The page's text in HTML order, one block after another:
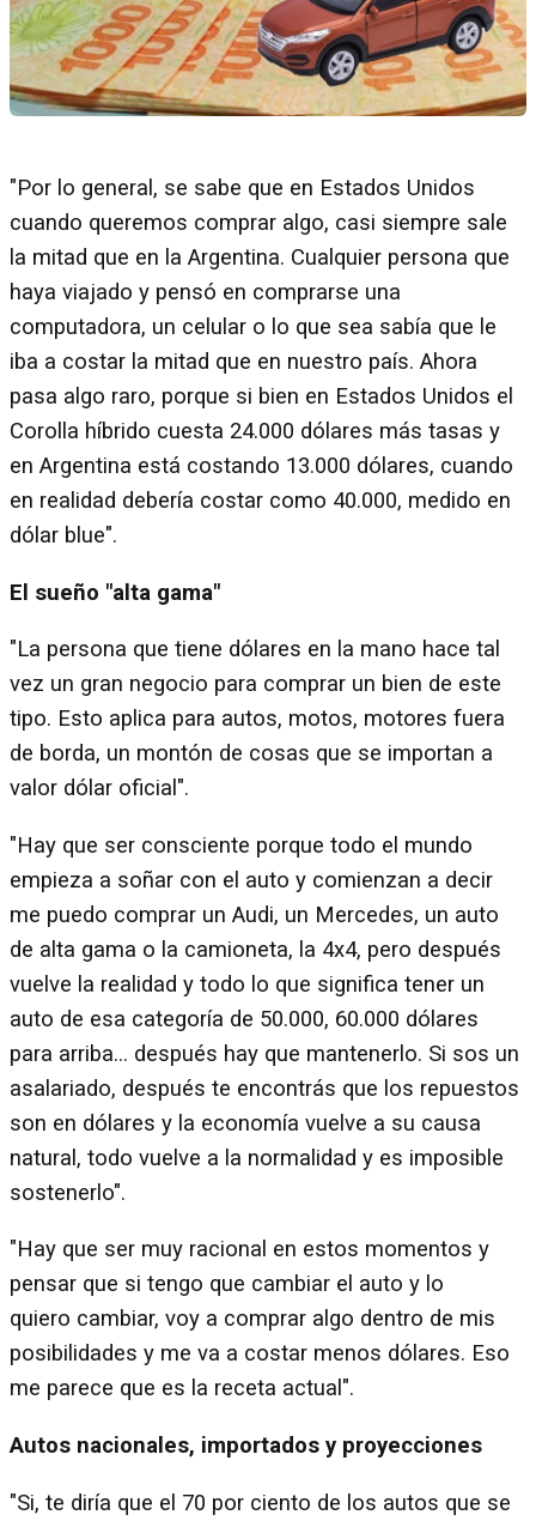
"Por lo general, se sabe que en Estados Unidos
cuando queremos comprar algo, casi siempre sale
la mitad que en la Argentina. Cualquier persona que
haya viajado y pensó en comprarse una
computadora, un celular o lo que sea sabía que le
iba a costar la mitad que en nuestro país. Ahora
pasa algo raro, porque si bien en Estados Unidos el
Corolla híbrido cuesta 24.000 dólares más tasas y
en Argentina está costando 13.000 dólares, cuando
en realidad debería costar como 40.000, medido en
dólar blue".
El sueño "alta gama"
"La persona que tiene dólares en la mano hace tal
vez un gran negocio para comprar un bien de este
tipo. Esto aplica para autos, motos, motores fuera
de borda, un montón de cosas que se importan a
valor dólar oficial".
"Hay que ser consciente porque todo el mundo
empieza a soñar con el auto y comienzan a decir
me puedo comprar un Audi, un Mercedes, un auto
de alta gama o la camioneta, la 4x4, pero después
vuelve la realidad y todo lo que significa tener un
auto de esa categoría de 50.000, 60.000 dólares
para arriba... después hay que mantenerlo. Si sos un
asalariado, después te encontrás que los repuestos
son en dólares y la economía vuelve a su causa
natural, todo vuelve a la normalidad y es imposible
sostenerlo".
"Hay que ser muy racional en estos momentos y
pensar que si tengo que cambiar el auto y lo
quiero cambiar, voy a comprar algo dentro de mis
posibilidades y me va a costar menos dólares. Eso
me parece que es la receta actual".
Autos nacionales, importados y proyecciones
"Si, te diría que el 70 por ciento de los autos que se